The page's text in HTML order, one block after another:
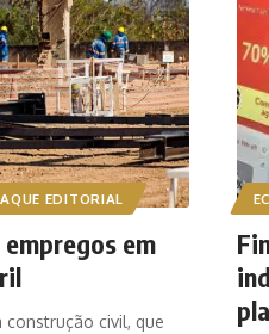
EDITORIAL
em
civil, que